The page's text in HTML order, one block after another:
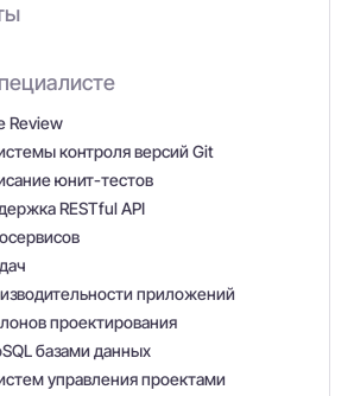
Review
контроля версий Git
юнит-тестов
RESTful API
приложений
проектирования
базами данных
управления проектами